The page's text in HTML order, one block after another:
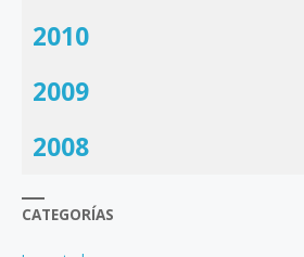
2010
2009
2008
CATEGORÍAS